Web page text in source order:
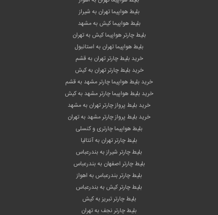
بلیط هواپیما تهران به شیراز
بلیط هواپیما کیش به مشهد
بلیط چارتر هواپیما کیش به تهران
بلیط هواپیما تهران به استانبول
خرید بلیط چارتر تهران به قشم
خرید بلیط چارتر تهران به کیش
خرید بلیط هواپیما چارتر مشهد به قشم
خرید بلیط هواپیما چارتر مشهد به کیش
خرید بلیط پرواز چارتر تهران به مشهد
خرید بلیط پرواز چارتر مشهد به تهران
بلیط هواپیما چارتری و کنسلی
بلیط چارتر تهران به آنتالیا
بلیط چارتر شیراز به بندرعباس
بلیط چارتر اصفهان به بندرعباس
بلیط چارتر بندرعباس به اهواز
بلیط چارتر کیش به بندرعباس
بلیط چارتر تبریز به کیش
بلیط چارتر نجف به تهران